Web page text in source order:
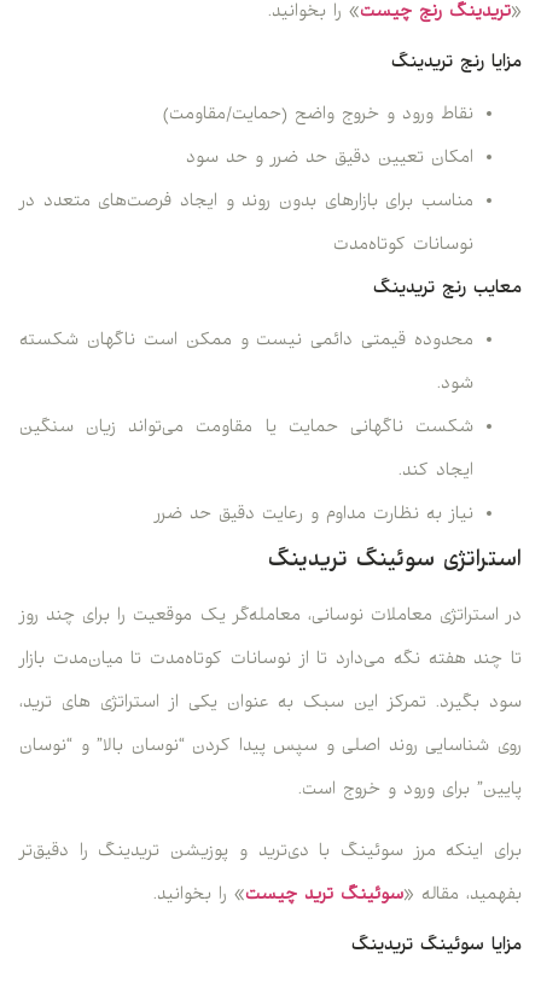
«تریدینگ رنج چیست» را بخوانید.
مزایا رنج تریدینگ
نقاط ورود و خروج واضح (حمایت/مقاومت)
امکان تعیین دقیق حد ضرر و حد سود
مناسب برای بازارهای بدون روند و ایجاد فرصت‌های متعدد در
نوسانات کوتاه‌مدت
معایب رنج تریدینگ
محدوده قیمتی دائمی نیست و ممکن است ناگهان شکسته
شود.
شکست ناگهانی حمایت یا مقاومت می‌تواند زیان سنگین
ایجاد کند.
نیاز به نظارت مداوم و رعایت دقیق حد ضرر
استراتژی سوئینگ تریدینگ
در استراتژی معاملات نوسانی، معامله‌گر یک موقعیت را برای چند روز
تا چند هفته نگه می‌دارد تا از نوسانات کوتاه‌مدت تا میان‌مدت بازار
سود بگیرد. تمرکز این سبک به عنوان یکی از استراتژی های ترید،
روی شناسایی روند اصلی و سپس پیدا کردن “نوسان بالا” و “نوسان
پایین” برای ورود و خروج است.
برای اینکه مرز سوئینگ با دی‌ترید و پوزیشن تریدینگ را دقیق‌تر
بفهمید، مقاله «سوئینگ ترید چیست» را بخوانید.
مزایا سوئینگ تریدینگ